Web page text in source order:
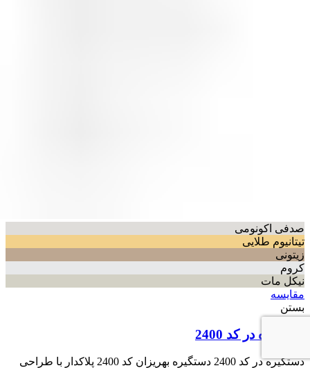
صدفی اکونومی
تیتانیوم طلایی
زیتونی
کروم
نیکل مات
مقایسه
بستن
دستگیره در کد 2400
دستگیره در کد 2400 دستگیره بهریزان کد 2400 پلاکدار با طراحی